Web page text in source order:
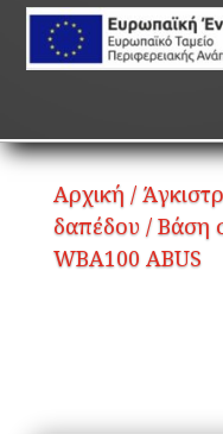
Αρχική /
δαπέδου / Βάση
WBA100 ABUS